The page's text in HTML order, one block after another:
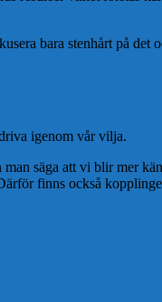
bara stenhårt på det
igenom vår vilja.
säga att vi blir mer
finns också